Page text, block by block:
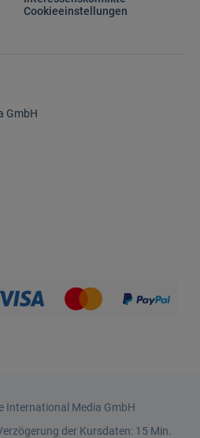
Cookieeinstellungen
GmbH
International Media GmbH
der Kursdaten: 15 Min.